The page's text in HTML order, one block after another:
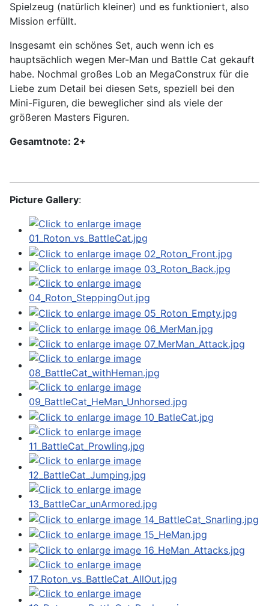
Spielzeug (natürlich kleiner) und es funktioniert, also
Mission erfüllt.
Insgesamt ein schönes Set, auch wenn ich es
hauptsächlich wegen Mer-Man und Battle Cat gekauft
habe. Nochmal großes Lob an MegaConstrux für die
Liebe zum Detail bei diesen Sets, speziell bei den
Mini-Figuren, die beweglicher sind als viele der
größeren Masters Figuren.
Gesamtnote: 2+
Picture Gallery: